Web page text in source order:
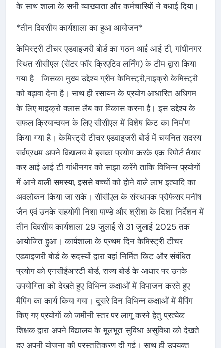
के साथ शाला के सभी व्याख्याता और कर्मचारियों ने बधाई दिया।
*तीन दिवसीय कार्यशाला का हुआ आयोजन*
केमिस्ट्री टीचर एडवाइजरी बोर्ड का गठन आई आई टी, गांधीनगर
स्थित सीसीएल (सेंटर फॉर क्रिएटिव लर्निंग) के टीम द्वारा किया
गया है। जिसका मुख्य उद्देश्य ग्रीन केमिस्ट्री,माइक्रो केमिस्ट्री
को बढ़ावा देना है। साथ ही रसायन के प्रयोग आधारित अधिगम
के लिए माइक्रो क्लास लैब का विकास करना है। इस उद्देश्य के
सफल क्रियान्वयन के लिए सीसीएल में विशेष किट का निर्माण
किया गया है। केमिस्ट्री टीचर एडवाइजरी बोर्ड में चयनित सदस्य
सर्वप्रथम अपने विद्यालय मे इसका प्रयोग करके एक रिपोर्ट तैयार
कर आई आई टी गांधीनगर को साझा करेंगे ताकि विभिन्न प्रयोगों
में आने वाली समस्या, इससे बच्चों को होने वाले लाभ इत्यादि का
अवलोकन किया जा सके। सीसीएल के संस्थापक प्रोफेसर मनीष
जैन एवं उनके सहयोगी निशा पाण्डे और श्रीशा के दिशा निर्देशन में
तीन दिवसीय कार्यशाला 29 जुलाई से 31 जुलाई 2025 तक
आयोजित हुआ। कार्यशाला के प्रथम दिन केमिस्ट्री टीचर
एडवाइजरी बोर्ड के सदस्यों द्वारा यहां निर्मित किट और संबंधित
प्रयोग को एनसीईआरटी बोर्ड, राज्य बोर्ड के आधार पर उनके
उपयोगिता को देखते हुए विभिन्न कक्षाओं में विभाजन करते हुए
मैपिंग का कार्य किया गया। दूसरे दिन विभिन्न कक्षाओं में मैपिंग
किए गए प्रयोगों को जमीनी स्तर पर लागू करने हेतु प्रत्येक
शिक्षक द्वारा अपने विद्यालय के मूलभूत सुविधा असुविधा को देखते
हुए अपनी योजना की प्रस्तुतिकरण दी गई। साथ ही उपयुक्त